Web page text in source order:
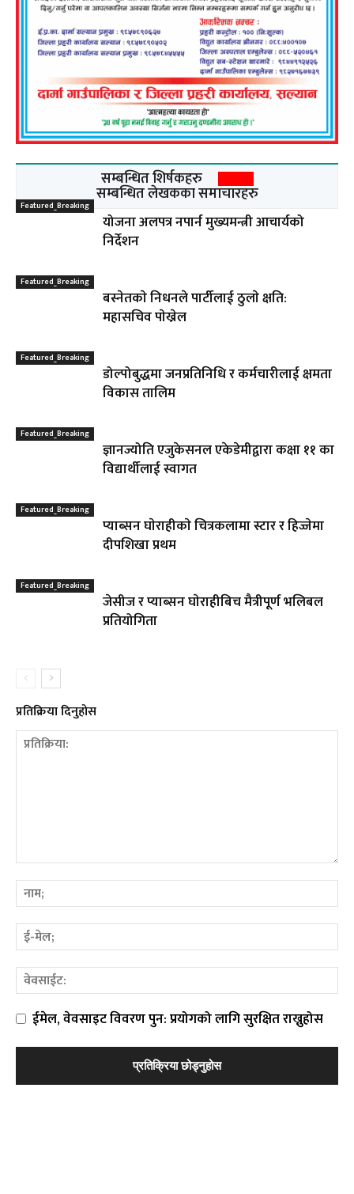
सम्बन्धित शिर्षकहरु
सम्बन्धित लेखकका समाचारहरु
Featured_Breaking
योजना अलपत्र नपार्न मुख्यमन्त्री आचार्यको
निर्देशन
Featured_Breaking
बस्नेतकाे निधनले पार्टीलाई ठुलाे क्षति:
महासचिव पाेख्रेल
Featured_Breaking
डोल्पोबुद्धमा जनप्रतिनिधि र कर्मचारीलाई क्षमता
विकास तालिम
Featured_Breaking
ज्ञानज्योति एजुकेसनल एकेडेमीद्वारा कक्षा ११ का
विद्यार्थीलाई स्वागत
Featured_Breaking
प्याब्सन घाेराहीकाे चित्रकलामा स्टार र हिज्जेमा
दीपशिखा प्रथम
Featured_Breaking
जेसीज र प्याब्सन घाेराहीबिच मैत्रीपूर्ण भलिबल
प्रतियोगिता
प्रतिक्रिया दिनुहोस
ईमेल, वेवसाइट विवरण पुन: प्रयोगको लागि सुरक्षित राख्नुहोस